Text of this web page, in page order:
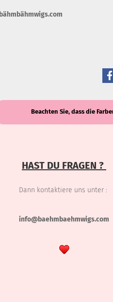
bähmbähmwigs.com
Beachten Sie, dass die
HAST DU FRAGEN ?
Dann kontaktiere uns unter :
info@baehmbaehmwigs.com